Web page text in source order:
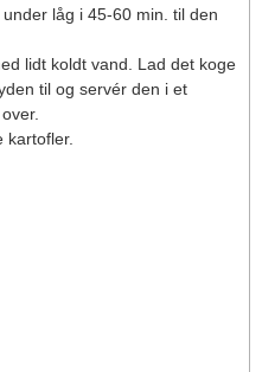
låg i 45-60 min. til den
lidt koldt vand. Lad det koge
til og servér den i et
kartofler.